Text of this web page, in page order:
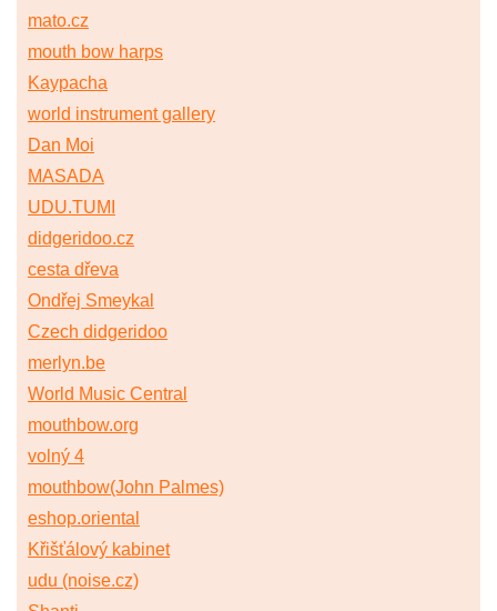
mato.cz
mouth bow harps
Kaypacha
world instrument gallery
Dan Moi
MASADA
UDU.TUMI
didgeridoo.cz
cesta dřeva
Ondřej Smeykal
Czech didgeridoo
merlyn.be
World Music Central
mouthbow.org
volný 4
mouthbow(John Palmes)
eshop.oriental
Křišťálový kabinet
udu (noise.cz)